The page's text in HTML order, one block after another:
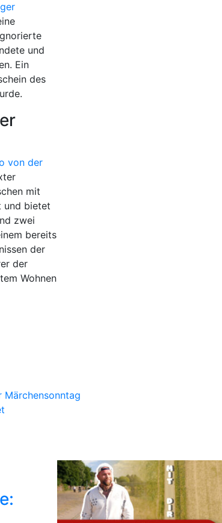
und
Ein
des
von der
mit
und bietet
zwei
bereits
der
der
Wohnen